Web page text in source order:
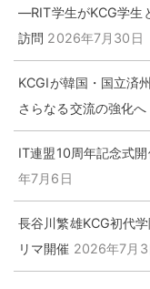
―RIT学生がKCG学生
訪問 2026年7月30日
KCGIが韓国・国立済
さらなる交流の強化へ
IT連盟10周年記念式
年7月6日
長谷川繁雄KCG初代
リマ開催 2026年7月3